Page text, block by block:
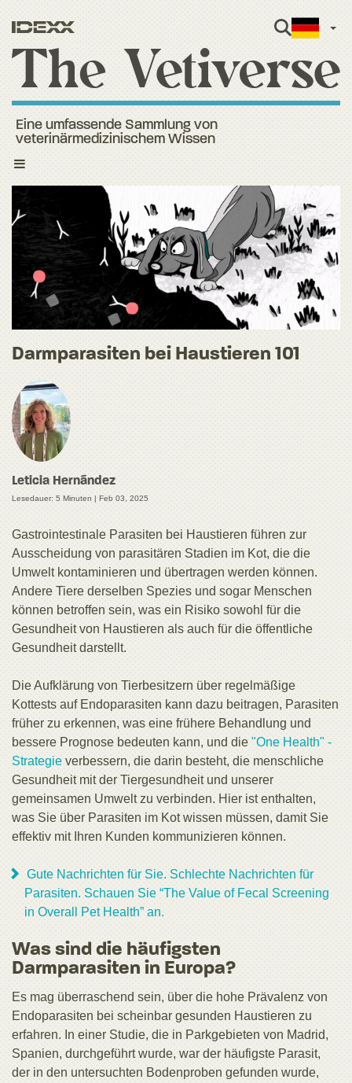
Toggle
Eine umfassende Sammlung von
veterinärmedizinischem Wissen
Darmparasiten bei Haustieren 101
Leticia Hernández
Lesedauer: 5 Minuten | Feb 03, 2025
Gastrointestinale Parasiten bei Haustieren führen zur
Ausscheidung von parasitären Stadien im Kot, die die
Umwelt kontaminieren und übertragen werden können.
Andere Tiere derselben Spezies und sogar Menschen
können betroffen sein, was ein Risiko sowohl für die
Gesundheit von Haustieren als auch für die öffentliche
Gesundheit darstellt.
Die Aufklärung von Tierbesitzern über regelmäßige
Kottests auf Endoparasiten kann dazu beitragen, Parasiten
früher zu erkennen, was eine frühere Behandlung und
bessere Prognose bedeuten kann, und die "One Health" -
Strategie verbessern, die darin besteht, die menschliche
Gesundheit mit der Tiergesundheit und unserer
gemeinsamen Umwelt zu verbinden. Hier ist enthalten,
was Sie über Parasiten im Kot wissen müssen, damit Sie
effektiv mit Ihren Kunden kommunizieren können.
Gute Nachrichten für Sie. Schlechte Nachrichten für
Parasiten. Schauen Sie “The Value of Fecal Screening
in Overall Pet Health” an.
Was sind die häufigsten
Darmparasiten in Europa?
Es mag überraschend sein, über die hohe Prävalenz von
Endoparasiten bei scheinbar gesunden Haustieren zu
erfahren. In einer Studie, die in Parkgebieten von Madrid,
Spanien, durchgeführt wurde, war der häufigste Parasit,
der in den untersuchten Bodenproben gefunden wurde,